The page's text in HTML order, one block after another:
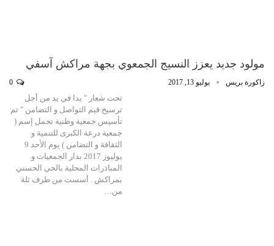
مولود جديد يعزز النسيج الجمعوي بجهة مراكش آسفي
زاكورة بريس يوليو 13, 2017
تحت شعار " يدا في يد من أجل
ترسيخ قيم التواصل و التضامن " تم
تأسيس جمعية وطنية تحمل إسم (
جمعية درعة الكبرى للتنمية و
الثقافة و التضامن ) يوم الأحد 9
يوليوز 2017 بدار الجمعيات و
المبادرات المحلية بالحي الحسني
بمراكش . أسست من طرف ثلة
من…